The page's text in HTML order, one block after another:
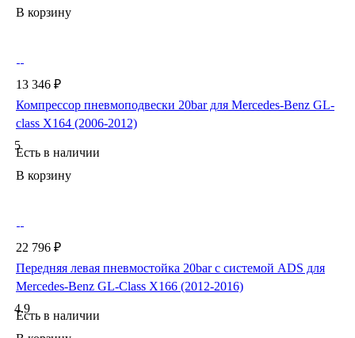
В корзину
13 346 ₽
Компрессор пневмоподвески 20bar для Mercedes-Benz GL-
class X164 (2006-2012)
5
Есть в наличии
В корзину
22 796 ₽
Передняя левая пневмостойка 20bar с системой ADS для
Mercedes-Benz GL-Class X166 (2012-2016)
4.9
Есть в наличии